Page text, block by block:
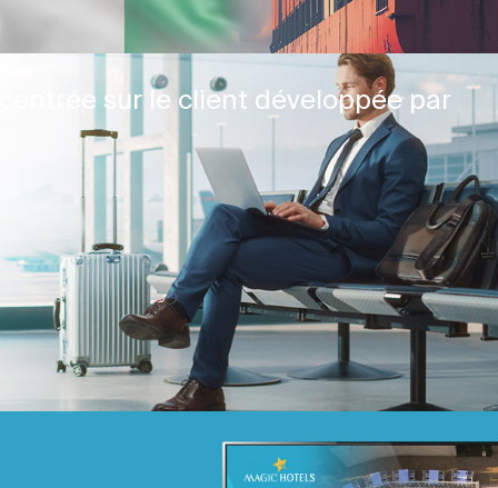
sur le client développée par